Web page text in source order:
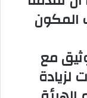
المكون
مع
لزيادة